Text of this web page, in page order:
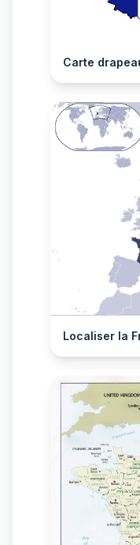
Carte
Localiser la